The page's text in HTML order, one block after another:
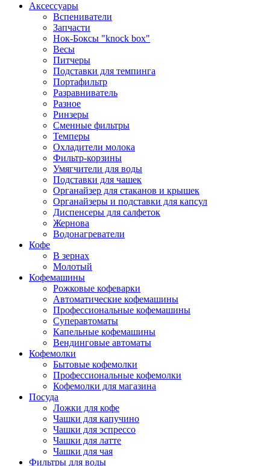
Аксессуары
Вспениватели
Запчасти
Нок-Боксы "knock box"
Весы
Питчеры
Подставки для темпинга
Портафильтр
Разравниватель
Разное
Ринзеры
Сменные фильтры
Темперы
Охладители молока
Фильтр-корзины
Умягчители для воды
Подставки для чашек
Органайзер для стаканов и крышек
Органайзеры и подставки для капсул
Диспенсеры для салфеток
Жернова
Водонагреватели
Кофе
В зернах
Молотый
Кофемашины
Рожковые кофеварки
Автоматические кофемашины
Профессиональные кофемашины
Суперавтоматы
Капельные кофемашины
Вендинговые автоматы
Кофемолки
Бытовые кофемолки
Профессиональные кофемолки
Кофемолки для магазина
Посуда
Ложки для кофе
Чашки для капучино
Чашки для эспрессо
Чашки для латте
Чашки для чая
Фильтры для воды